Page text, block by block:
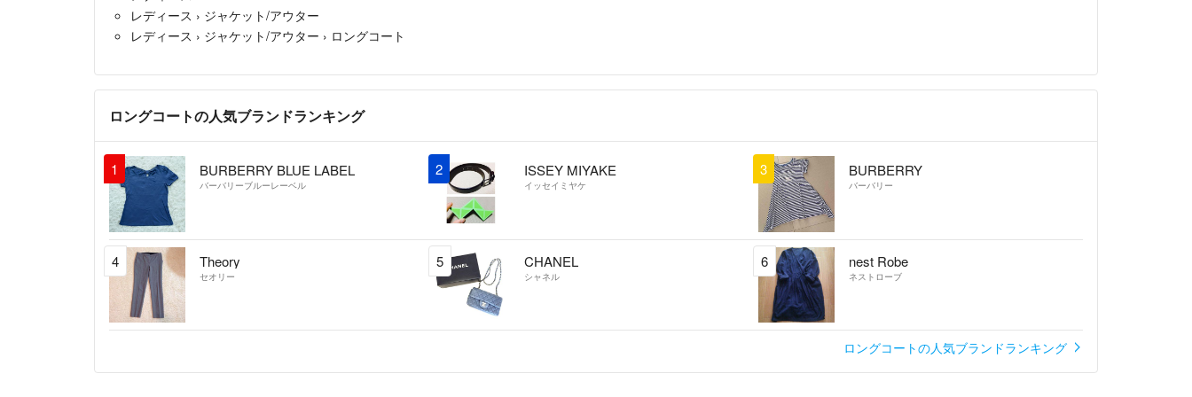
都合のつき次第最短での発送を致します。
・梱包時のたたみじわについてのクレームはご遠慮下さい。
◎●保管環境について●◎
・ペット、喫煙環境はございません。
・丁寧な点検を心掛けてはおりますが、
あくまで素人保管、素人点検ですので
レディース › ジャケット/アウター
レディース › ジャケット/アウター › ロングコート
ロングコートの人気ブランドランキング
1 BURBERRY BLUE LABEL
バーバリーブルーレーベル
2 ISSEY MIYAKE
イッセイミヤケ
3 BURBERRY
バーバリー
4 Theory
セオリー
5 CHANEL
シャネル
6 nest Robe
ネストローブ
ロングコートの人気ブランドランキング